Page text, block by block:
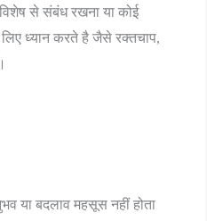
से संबंध रखना या कोई
ध्यान करते है जैसे रक्तचाप,
या बदलाव महसूस नहीं होता